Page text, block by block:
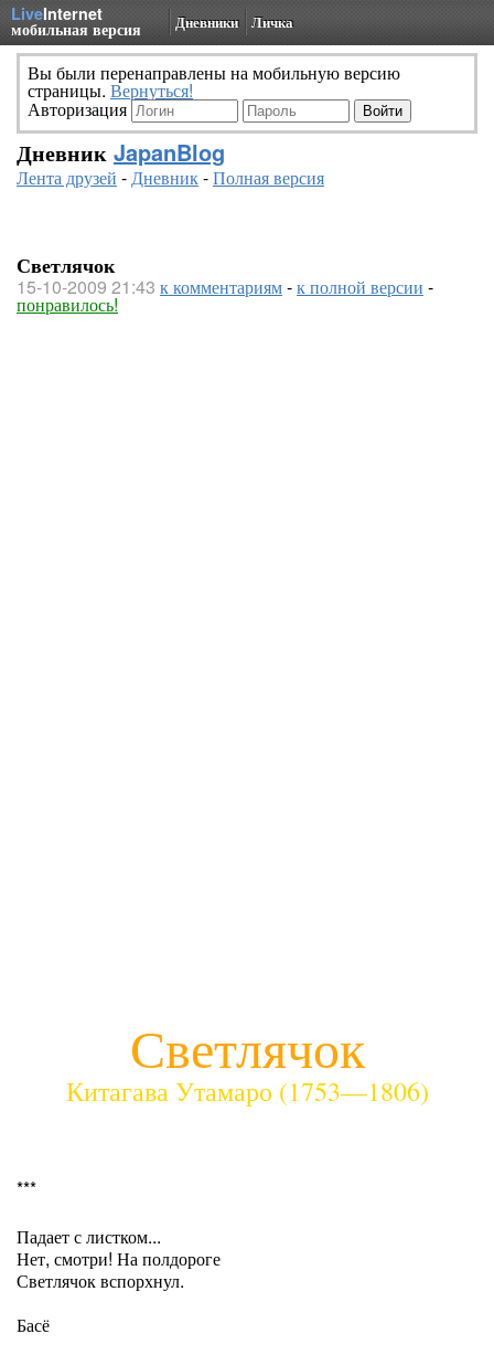
LiveInternet
мобильная версия Дневники Личка
Вы были перенаправлены на мобильную версию
страницы. Вернуться!
Авторизация
Дневник JapanBlog
Лента друзей -Дневник-Полная версия
Светлячок
15-10-2009 21:43 к комментариям-к полной версии -
понравилось!
Светлячок
Китагава Утамаро (1753—1806)
***
Падает с листком...
Нет, смотри! На полдороге
Светлячок вспорхнул.
Басё